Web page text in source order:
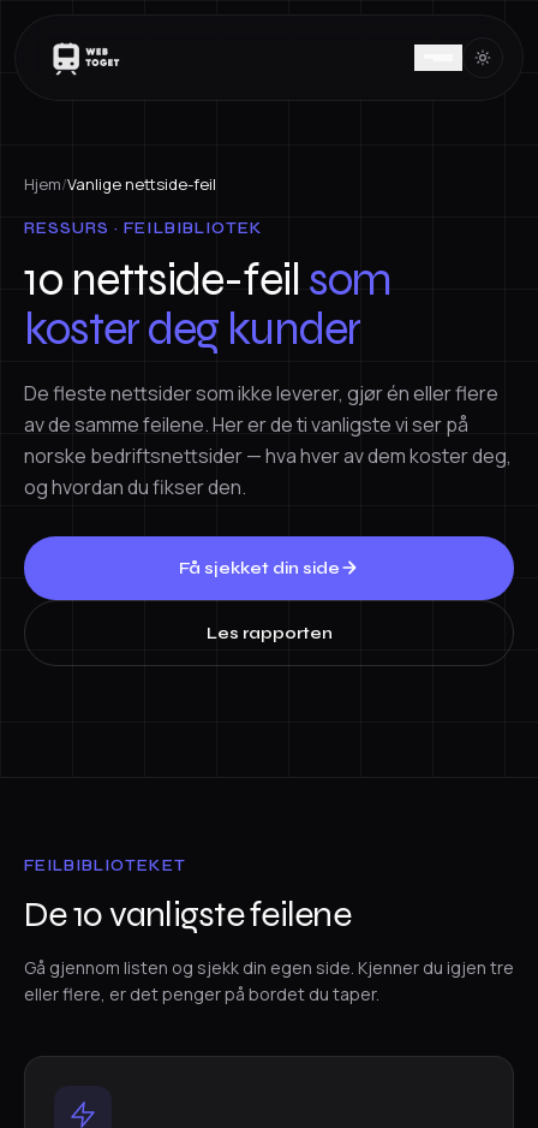
Hjem/Vanlige nettside-feil
RESSURS · FEILBIBLIOTEK
10 nettside-feilsom
koster deg kunder
De fleste nettsider som ikke leverer, gjør én eller flere
av de samme feilene. Her er de ti vanligste vi ser på
norske bedriftsnettsider — hva hver av dem koster deg,
og hvordan du fikser den.
Få sjekket din side
Les rapporten
FEILBIBLIOTEKET
De 10 vanligste feilene
Gå gjennom listen og sjekk din egen side. Kjenner du igjen tre
eller flere, er det penger på bordet du taper.